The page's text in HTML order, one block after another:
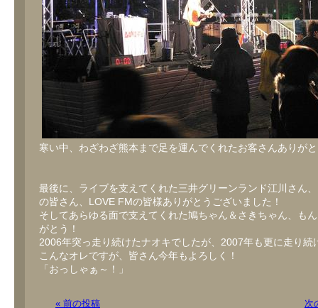
寒い中、わざわざ熊本まで足を運んでくれたお客さんありが
最後に、ライブを支えてくれた三井グリーンランド江川さん
の皆さん、LOVE FMの皆様ありがとうございました！
そしてあらゆる面で支えてくれた鳩ちゃん＆さきちゃん、も
がとう！
2006年突っ走り続けたナオキでしたが、2007年も更に走り続
こんなオレですが、皆さん今年もよろしく！
「おっしゃぁ～！」
« 前の投稿 次